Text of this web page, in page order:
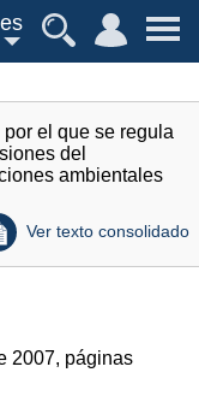
es
el que se regula
del
ambientales
Ver texto consolidado
2007, páginas